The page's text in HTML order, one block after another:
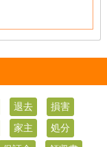
退去
損害
家主
処分